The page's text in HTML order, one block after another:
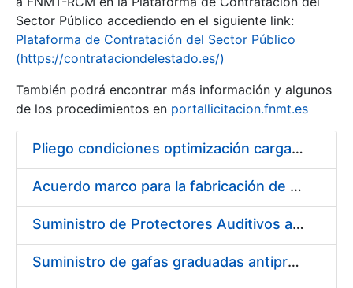
Show/Hide
Sector Público accediendo en el siguiente link:
Plataforma de Contratación del Sector Público
(https://contrataciondelestado.es/)
También podrá encontrar más información y algunos
de los procedimientos en portallicitacion.fnmt.es
Pliego condiciones optimización cargas compras firmado
Acuerdo marco para la fabricación de piezas
Suministro de Protectores Auditivos a medida para las personas trabajadoras de los Centros de Trabajo de Madrid y Burgos
Suministro de gafas graduadas antiproyecciones para los trabajadores de la FNMT-RCM en los centros de trabajo de Madrid y Burgos